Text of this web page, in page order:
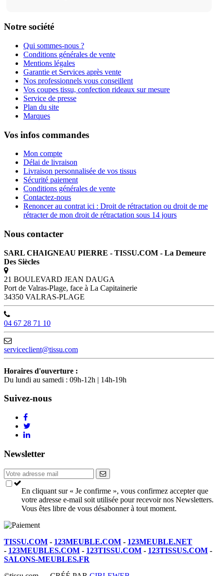
Notre société
Qui sommes-nous ?
Conditions générales de vente
Mentions légales
Garantie et Services après vente
Nos professionnels vous conseillent
Vos coupes tissu, confection rideaux sur mesure
Service de presse
Plan du site
Marques
Vos infos commandes
Mon compte
Délai de livraison
Livraison personnalisée de vos tissus
Sécurité paiement
Conditions générales de vente
Contactez-nous
Renoncer au contrat ici : Droit de rétractation ou droit de me
rétracter de mon droit de rétractation sous 14 jours
Nous contacter
SARL CHAIGNEAU PIERRE - TISSU.COM - La Demeure
Des Siècles
21 BOULEVARD JEAN DAUGA
Port de Valras-Plage, face à La Capitainerie
34350 VALRAS-PLAGE
04 67 28 71 10
serviceclient@tissu.com
Horaires d'ouverture :
Du lundi au samedi : 09h-12h | 14h-19h
Suivez-nous
Newsletter
En cliquant sur « Je confirme », vous confirmez accepter que
votre adresse e-mail soit utilisée pour recevoir nos Newsletters.
Vous êtes libre de vous désabonner à tout moment.
TISSU.COM - 123MEUBLE.COM - 123MEUBLE.NET
- 123MEUBLES.COM - 123TISSU.COM - 123TISSUS.COM -
SALONS-MEUBLES.FR